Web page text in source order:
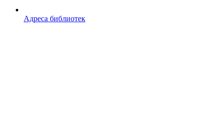
Адреса библиотек